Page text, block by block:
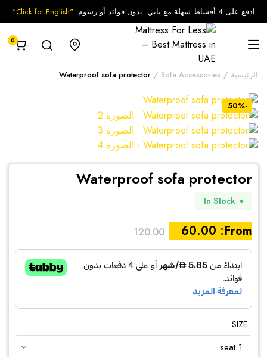
ادفع على 4 أقساط سهلة مع تابي. بدون فوائد أو رسوم. "Click for English"
0
الرئيسية Sofa Accessories
Waterproof sofa protector
-50%
Waterproof sofa protector
In Stock
120.00 From:
60.00
SIZE